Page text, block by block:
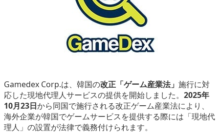
Gamedex Corp.は、韓国の改正「ゲーム産業法」 施行に対
応した現地代理人サービスの提供を開始しました。 2025年
10月23日から同国で施行される改正ゲーム産業法により、
海外企業が韓国でゲームサービスを提供する際には 「現地代
理人」の設置が法律で義務付けられます。